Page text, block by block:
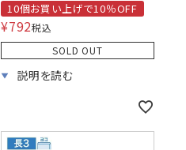
10個お買い上げで10％OFF
¥792税込
SOLD OUT